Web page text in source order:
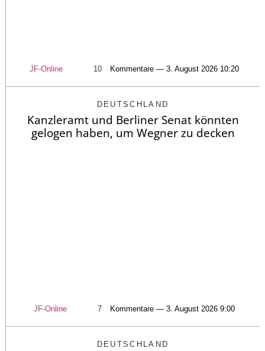
JF-Online 10 Kommentare — 3. August 2026 10:20
DEUTSCHLAND
Kanzleramt und Berliner Senat könnten
gelogen haben, um Wegner zu decken
JF-Online 7 Kommentare — 3. August 2026 9:00
DEUTSCHLAND